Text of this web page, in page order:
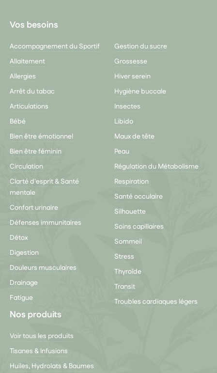
Vos besoins
Accompagnement du Sportif
Allaitement
Allergies
Arrêt du tabac
Articulations
Bébé
Bien être émotionnel
Bien être féminin
Circulation
Clarté d'esprit & Santé
mentale
Confort urinaire
Défenses immunitaires
Détox
Digestion
Douleurs musculaires
Drainage
Fatigue
Gestion du sucre
Grossesse
Hiver serein
Hygiène buccale
Insectes
Libido
Maux de tête
Peau
Régulation du Métabolisme
Respiration
Santé occulaire
Silhouette
Soins capillaires
Sommeil
Stress
Thyroïde
Transit
Troubles cardiaques légers
Nos produits
Voir tous les produits
Tisanes & Infusions
Huiles, Hydrolats & Baumes